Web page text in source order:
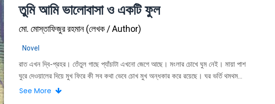
তুমি আমি ভালোবাসা ও একটি ফুল
মো. মোস্তাফিজুর রহমান(লেখক / Author)
Novel
রাত এখন দ্বি-প্রহর। তেঁতুল গাছে প্যাঁচাটা এখনো জেগে আছে। মংলার চোখে ঘুম নেই। মায়া পাশ
ঘুরে দেওয়ালের দিয়ে মুখ ফিরে কী সব কথা ভেবে চোখ মুখ অন্ধকার করে রয়েছে। ঘর ভর্তি থমথম
অন্ধকার। কুটকুটে অন্ধকার। উঠোনের ভাঙ্গা চারির জলে জোসনা দেখা গেল না। ঝিঁঝি পোকারা
See More